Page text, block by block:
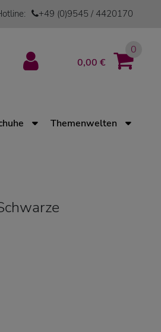
+49 (0)9545 / 4420170
0,00 €
0
Themenwelten